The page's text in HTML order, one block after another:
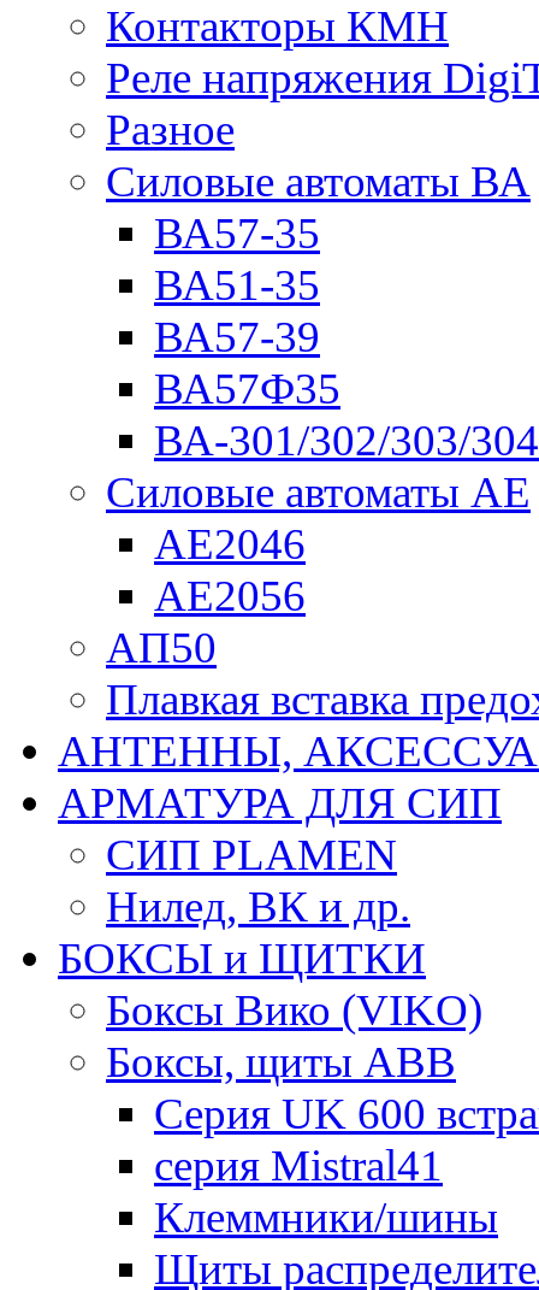
Контакторы КМН
Реле напряжения
Разное
Силовые автоматы ВА
ВА57-35
ВА51-35
ВА57-39
ВА57Ф35
ВА-301/302/303/
Силовые автоматы АЕ
АЕ2046
АЕ2056
АП50
Плавкая вставка
АНТЕННЫ,
АРМАТУРА ДЛЯ СИП
СИП PLAMEN
Нилед, ВК и др.
БОКСЫ и ЩИТКИ
Боксы Вико (VIKO)
Боксы, щиты ABB
Серия UK 600
серия Mistral41
Клеммники/шины
Щиты